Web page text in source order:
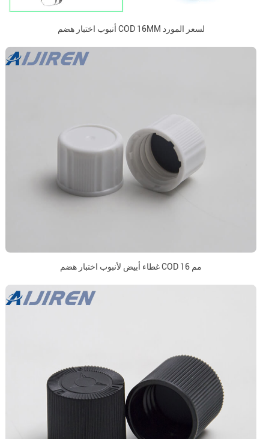
أنبوب اختبار هضم COD 16MM لسعر المورد
غطاء أبيض لأنبوب اختبار هضم COD 16 مم